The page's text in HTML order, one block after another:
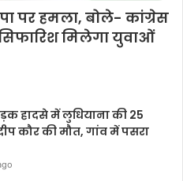
पर हमला, बोले- कांग्रेस
मिलेगा युवाओं
हादसे में लुधियाना की 25
कौर की मौत, गांव में पसरा